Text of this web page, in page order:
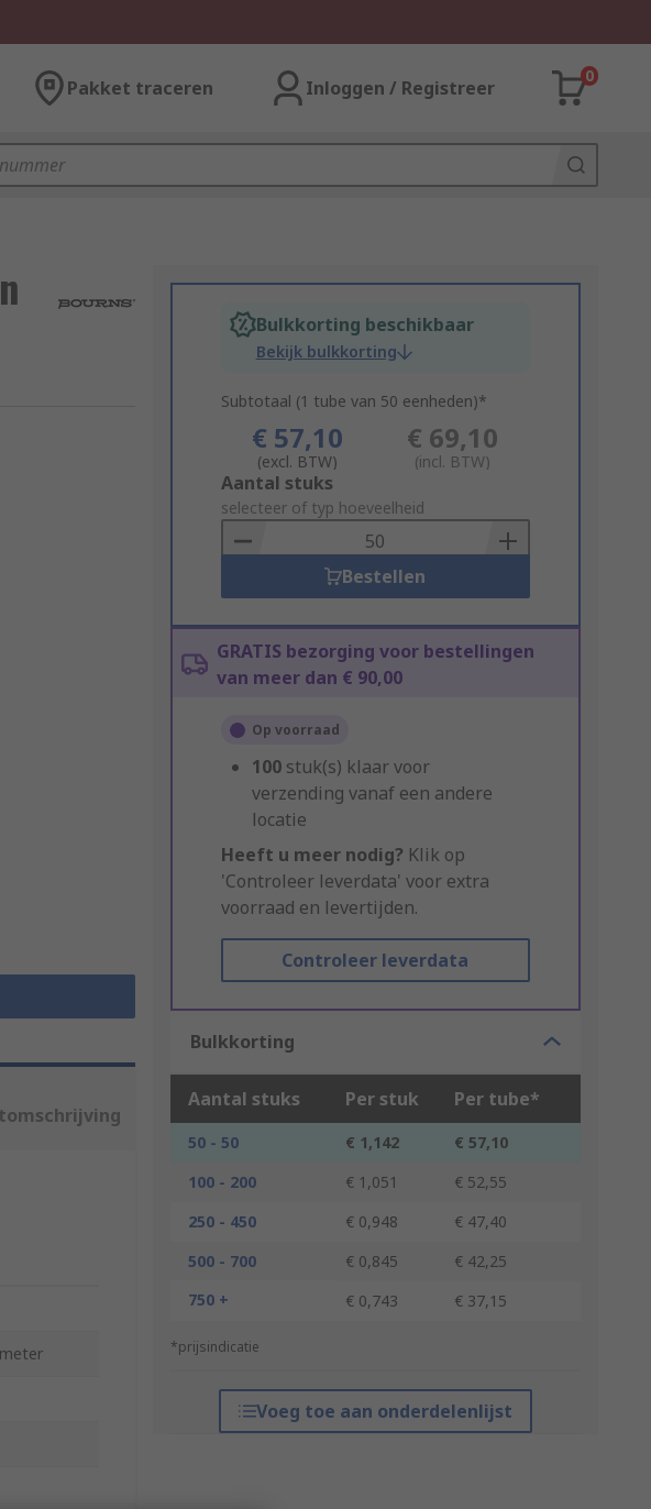
Pakket traceren Inloggen / Registreer
0
Bulkkorting beschikbaar
Bekijk bulkkorting
Subtotaal (1 tube van 50 eenheden)*
€ 57,10
(excl. BTW)
€ 69,10
(incl. BTW)
Add
to
Basket
Aantal stuks
selecteer of typ hoeveelheid
Bestellen
GRATIS bezorging voor bestellingen
van meer dan € 90,00
Op voorraad
100 stuk(s) klaar voor
verzending vanaf een andere
locatie
Heeft u meer nodig? Klik op
'Controleer leverdata' voor extra
voorraad en levertijden.
Controleer leverdata
Bulkkorting
Aantal stuks Per stuk Per tube*
50 - 50 € 1,142
€ 57,10
100 - 200
€ 1,051
€ 52,55
250 - 450
€ 0,948
€ 47,40
500 - 700
€ 0,845
€ 42,25
750 +
€ 0,743 € 37,15
*prijsindicatie
Voeg toe aan onderdelenlijst